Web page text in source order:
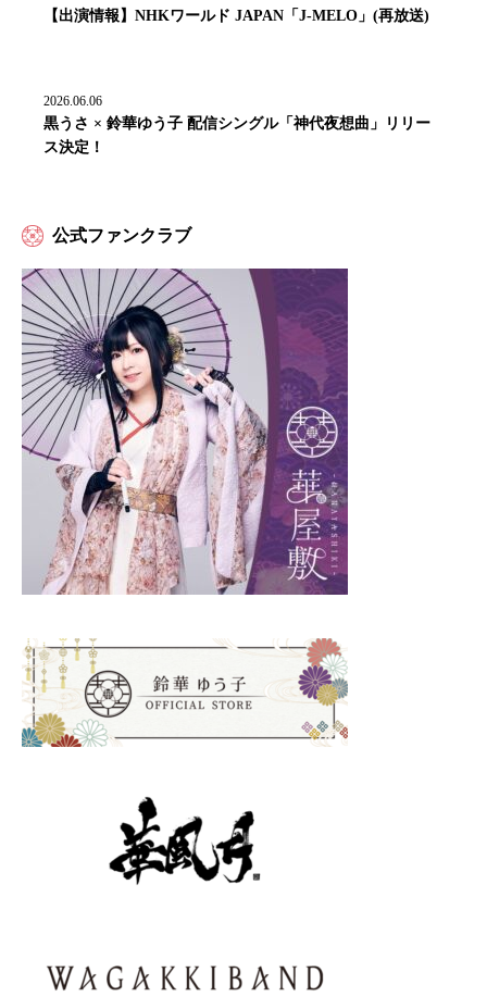
【出演情報】NHKワールド JAPAN「J-MELO」(再放送)
2026.06.06
黒うさ × 鈴華ゆう子 配信シングル「神代夜想曲」リリー
ス決定！
公式ファンクラブ